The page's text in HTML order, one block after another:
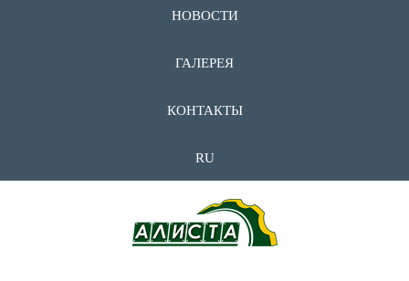
НОВОСТИ
ГАЛЕРЕЯ
КОНТАКТЫ
RU